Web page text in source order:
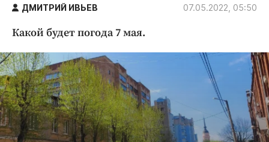
Народные новости
Авто и транспорт
Благоустройство
Криминал
Культура
Недвижимость и ЖКХ
Образование
Общество
ДМИТРИЙ ИВЬЕВ 07.05.2022, 05:50
Какой будет погода 7 мая.